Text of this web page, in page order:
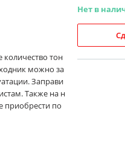
франкировальной
тон
можно за
Заправи
Также на н
приобрести по
Нет в